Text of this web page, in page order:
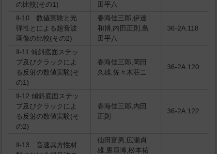
の比較(その1)
田平八
Ⅱ-10 数値実験と光
弾性とによる超音波
画像の比較(その2)
春海佳三郎,伊達
和博,内田正則,島
田平八
36-2A.118
Ⅱ-11 傾斜底面ステッ
プ及びクラックによ
る反射の数値実験(そ
の1)
春海佳三郎,岡田
久雄,佐々木荘ニ
36-2A.120
Ⅱ-12 傾斜底面ステッ
プ及びクラックによ
る反射の数値実験(そ
の2)
春海佳三郎,内田
正則
36-2A.122
Ⅱ-13 音速異方性材
仙田富男,広瀬貞
雄,裏垣博,松本祐